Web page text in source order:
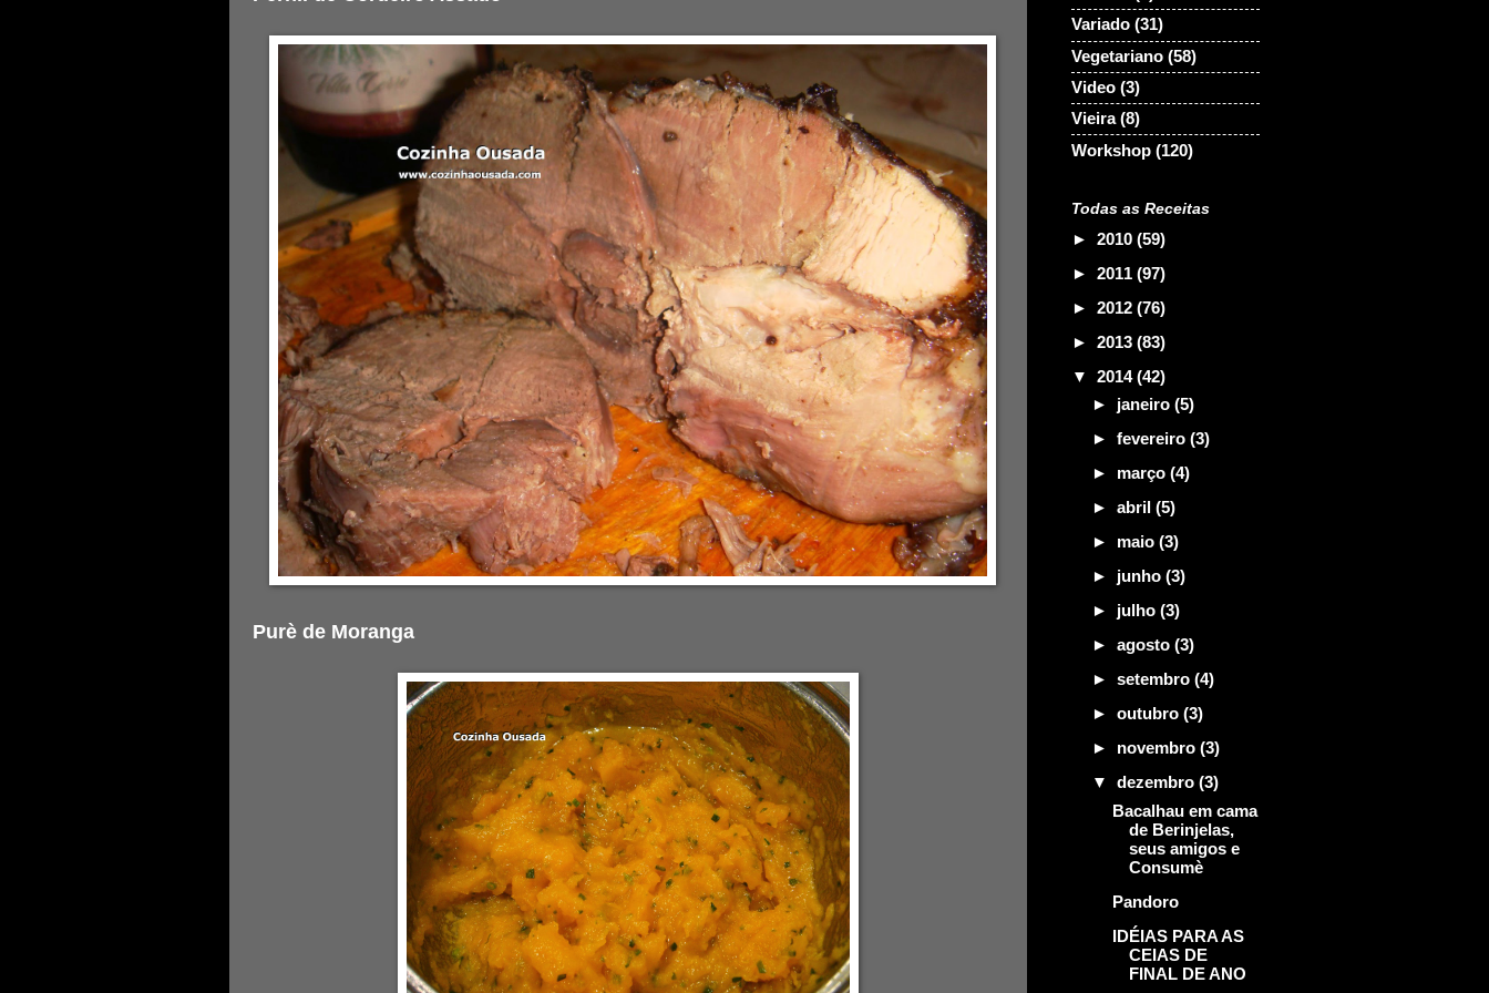
Purè de Moranga
Variado (31)
Vegetariano (58)
Video (3)
Vieira (8)
Workshop (120)
Todas as Receitas
► 2010 (59)
► 2011 (97)
► 2012 (76)
► 2013 (83)
▼ 2014(42)
► janeiro (5)
► fevereiro (3)
► março (4)
► abril (5)
► maio (3)
► junho (3)
► julho (3)
► agosto (3)
► setembro (4)
► outubro (3)
► novembro (3)
▼ dezembro (3)
Bacalhau em cama
de Berinjelas,
seus amigos e
Consumè
Pandoro
IDÉIAS PARA AS
CEIAS DE
FINAL DE ANO